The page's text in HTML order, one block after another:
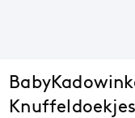
Knuffeldoekjes